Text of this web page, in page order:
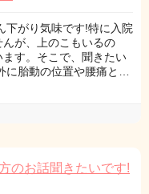
下がり気味です!特に入院
が、上のこもいるの
す。そこで、聞きたい
に胎動の位置や腰痛と…
のお話聞きたいです!